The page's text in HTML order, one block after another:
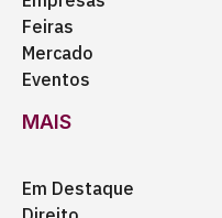
Feiras
Mercado
Eventos
MAIS
Em Destaque